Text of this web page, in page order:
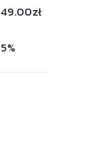
49.00zł
5%